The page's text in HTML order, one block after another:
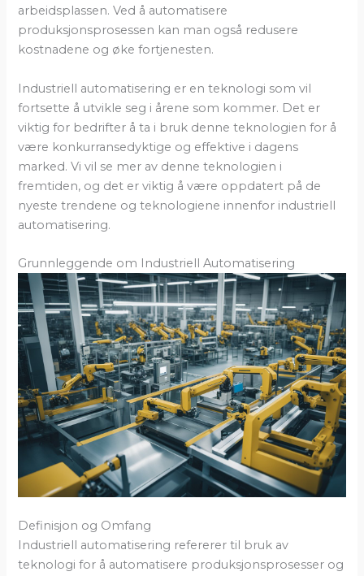
arbeidsplassen. Ved å automatisere
produksjonsprosessen kan man også redusere
kostnadene og øke fortjenesten.
Industriell automatisering er en teknologi som vil
fortsette å utvikle seg i årene som kommer. Det er
viktig for bedrifter å ta i bruk denne teknologien for å
være konkurransedyktige og effektive i dagens
marked. Vi vil se mer av denne teknologien i
fremtiden, og det er viktig å være oppdatert på de
nyeste trendene og teknologiene innenfor industriell
automatisering.
Grunnleggende om Industriell Automatisering
Definisjon og Omfang
Industriell automatisering refererer til bruk av
teknologi for å automatisere produksjonsprosesser og